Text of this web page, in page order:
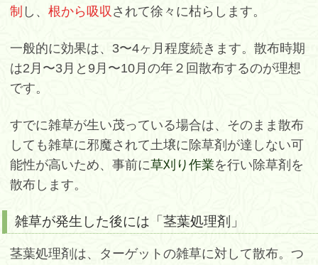
制 し、 根から吸収 されて徐々に枯らします。
一般的に効果は、3〜4ヶ月程度続きます。散布時期
は2月〜3月と9月〜10月の年２回散布するのが理想
です。
すでに雑草が生い茂っている場合は、そのまま散布
しても雑草に邪魔されて土壌に除草剤が達しない可
能性が高いため、事前に草刈り作業を行い除草剤を
散布します。
雑草が発生した後には「茎葉処理剤」
茎葉処理剤は、ターゲットの雑草に対して散布。つ